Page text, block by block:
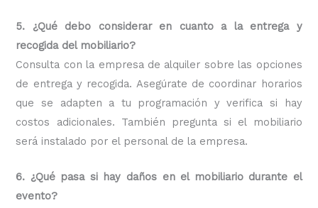
5. ¿Qué debo considerar en cuanto a la entrega y
recogida del mobiliario?
Consulta con la empresa de alquiler sobre las opciones
de entrega y recogida. Asegúrate de coordinar horarios
que se adapten a tu programación y verifica si hay
costos adicionales. También pregunta si el mobiliario
será instalado por el personal de la empresa.
6. ¿Qué pasa si hay daños en el mobiliario durante el
evento?